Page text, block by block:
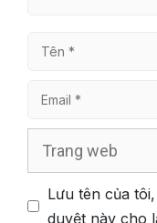
Tên
Email
Lưu tên của
duyệt này cho